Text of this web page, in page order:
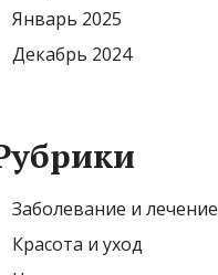
Январь 2025
Декабрь 2024
Заболевание и лечение
Красота и уход